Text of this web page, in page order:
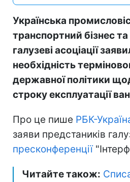
Українська
транспортний бізнес та
галузеві асоціації
необхідність
державної політики
строку експлуатації
Про це пише РБК-
заяви предстаників
пресконференції
Читайте також: